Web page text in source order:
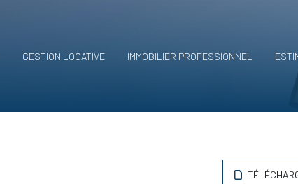
GESTION LOCATIVE IMMOBILIER PROFESSIONNEL